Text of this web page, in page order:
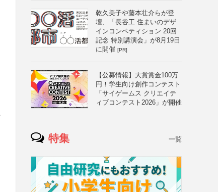
乾久美子や藤本壮介らが登
壇、「長谷工 住まいのデザ
インコンペティション 20回
記念 特別講演会」が8月19日
に開催 [PR]
【公募情報】大賞賞金100万
円！学生向け創作コンテスト
「サイゲームス クリエイテ
ィブコンテスト2026」が開催
特集 一覧